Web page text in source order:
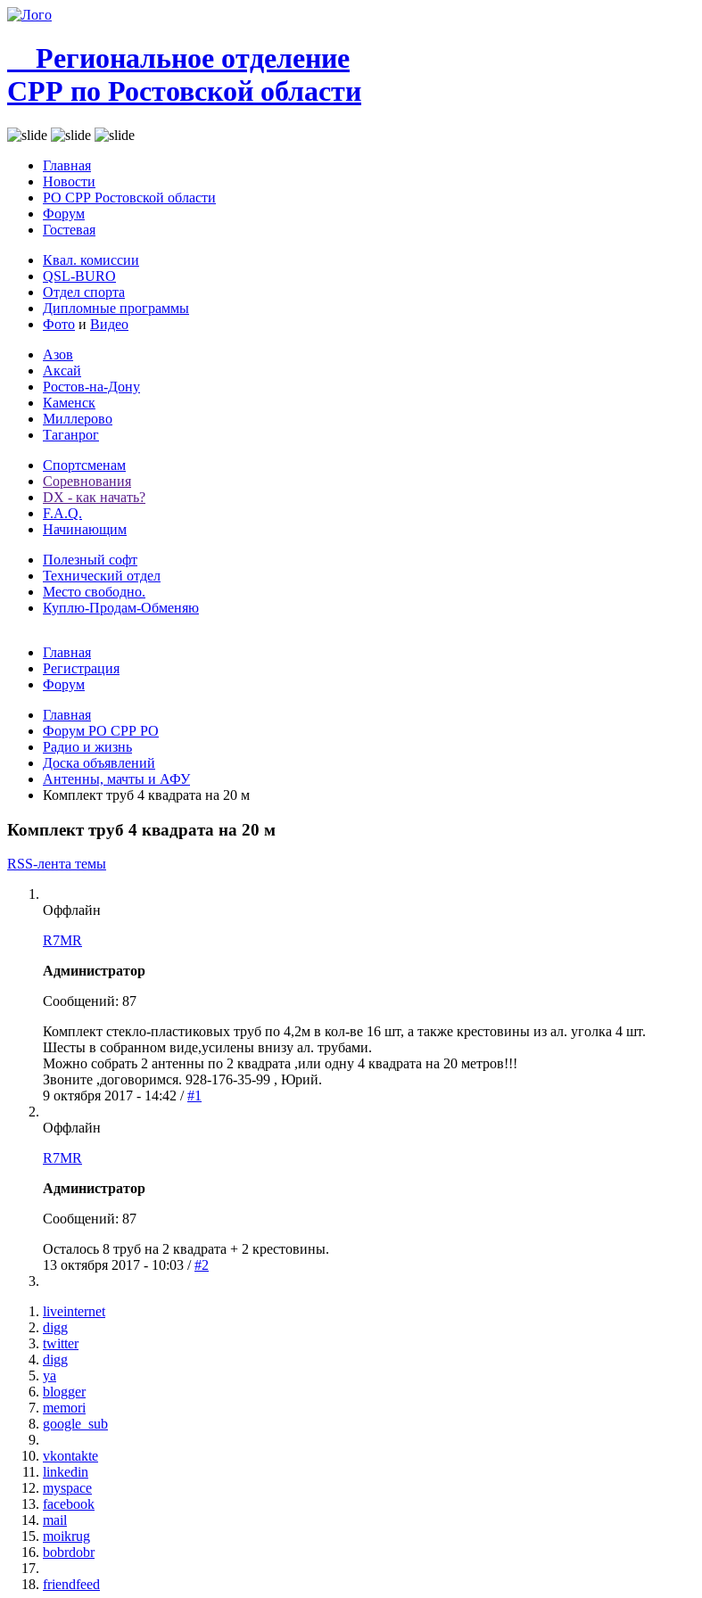
Региональное отделение
СРР по Ростовской области
Главная
Новости
РО СРР Ростовской области
Форум
Гостевая
Квал. комиссии
QSL-BURO
Отдел спорта
Дипломные программы
Фото и Видео
Азов
Аксай
Ростов-на-Дону
Каменск
Миллерово
Таганрог
Спортсменам
Соревнования
DX - как начать?
F.A.Q.
Начинающим
Полезный софт
Технический отдел
Место свободно.
Куплю-Продам-Обменяю
Главная
Регистрация
Форум
Главная
Форум РО СРР РО
Радио и жизнь
Доска объявлений
Антенны, мачты и АФУ
Комплект труб 4 квадрата на 20 м
Комплект труб 4 квадрата на 20 м
RSS-лента темы
Оффлайн
R7MR
Администратор
Сообщений: 87
Комплект стекло-пластиковых труб по 4,2м в кол-ве 16 шт, а также крестовины из ал. уголка 4 шт.
Шесты в собранном виде,усилены внизу ал. трубами.
Можно собрать 2 антенны по 2 квадрата ,или одну 4 квадрата на 20 метров!!!
Звоните ,договоримся. 928-176-35-99 , Юрий.
9 октября 2017 - 14:42 /#1
Оффлайн
R7MR
Администратор
Сообщений: 87
Осталось 8 труб на 2 квадрата + 2 крестовины.
13 октября 2017 - 10:03 /#2
liveinternet
digg
twitter
digg
ya
blogger
memori
google_sub
vkontakte
linkedin
myspace
facebook
mail
moikrug
bobrdobr
friendfeed